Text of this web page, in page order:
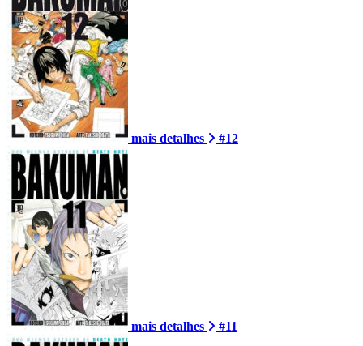
mais detalhes #12
mais detalhes #11